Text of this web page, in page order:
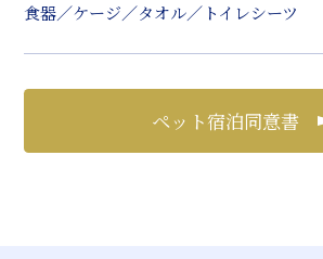
食器／ケージ／タオル／トイレシーツ
ペット宿泊同意書